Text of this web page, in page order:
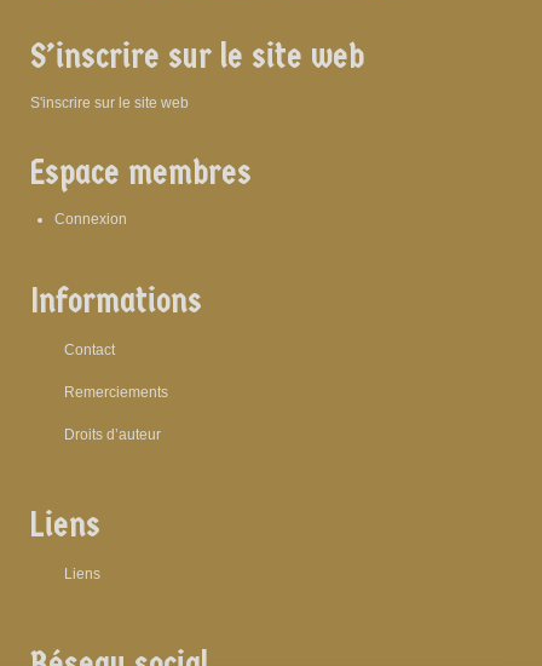
S’inscrire sur le site web
S'inscrire sur le site web
Espace membres
Connexion
Informations
Contact
Remerciements
Droits d’auteur
Liens
Liens